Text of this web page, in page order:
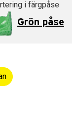
i färgpåse
Grön påse